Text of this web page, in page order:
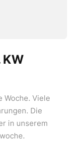
Woche. Viele
Die
in unserem